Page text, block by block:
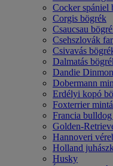
Cocker spániel
Corgis bögrék
Csaucsau
Csehszlovák
Csivavás
Dalmatás
Dandie
Dobermann
Erdélyi kopó
Foxterrier
Francia
Golden-
Hannoveri
Holland
Husky